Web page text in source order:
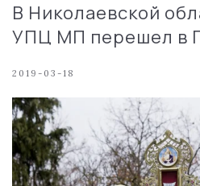
В Николаевской
УПЦ МП перешел в
2019-03-18